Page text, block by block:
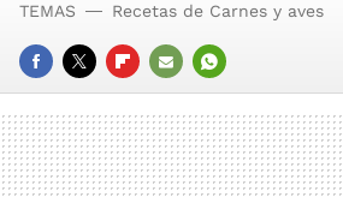
FACEBOOK
TWITTERFLIPBOARD
E-
MAIL
WHATSAPP
TEMAS Recetas de Carnes y aves